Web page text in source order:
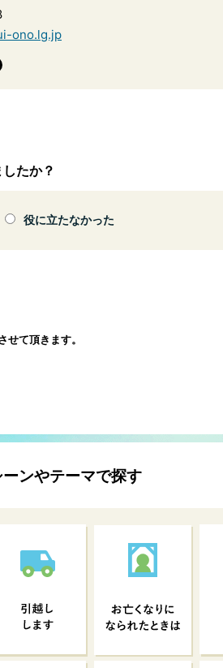
ono.lg.jp
たか？
役に立たなかった
せて頂きます。
ンやテーマで探す